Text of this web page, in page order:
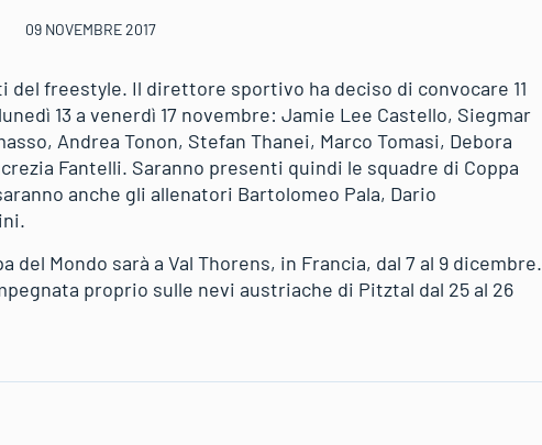
09 NOVEMBRE 2017
freestyle. Il direttore sportivo ha deciso di convocare 11
13 a venerdì 17 novembre: Jamie Lee Castello, Siegmar
Andrea Tonon, Stefan Thanei, Marco Tomasi, Debora
Fantelli. Saranno presenti quindi le squadre di Coppa
anche gli allenatori Bartolomeo Pala, Dario
del Mondo sarà a Val Thorens, in Francia, dal 7 al 9 dicembre.
proprio sulle nevi austriache di Pitztal dal 25 al 26